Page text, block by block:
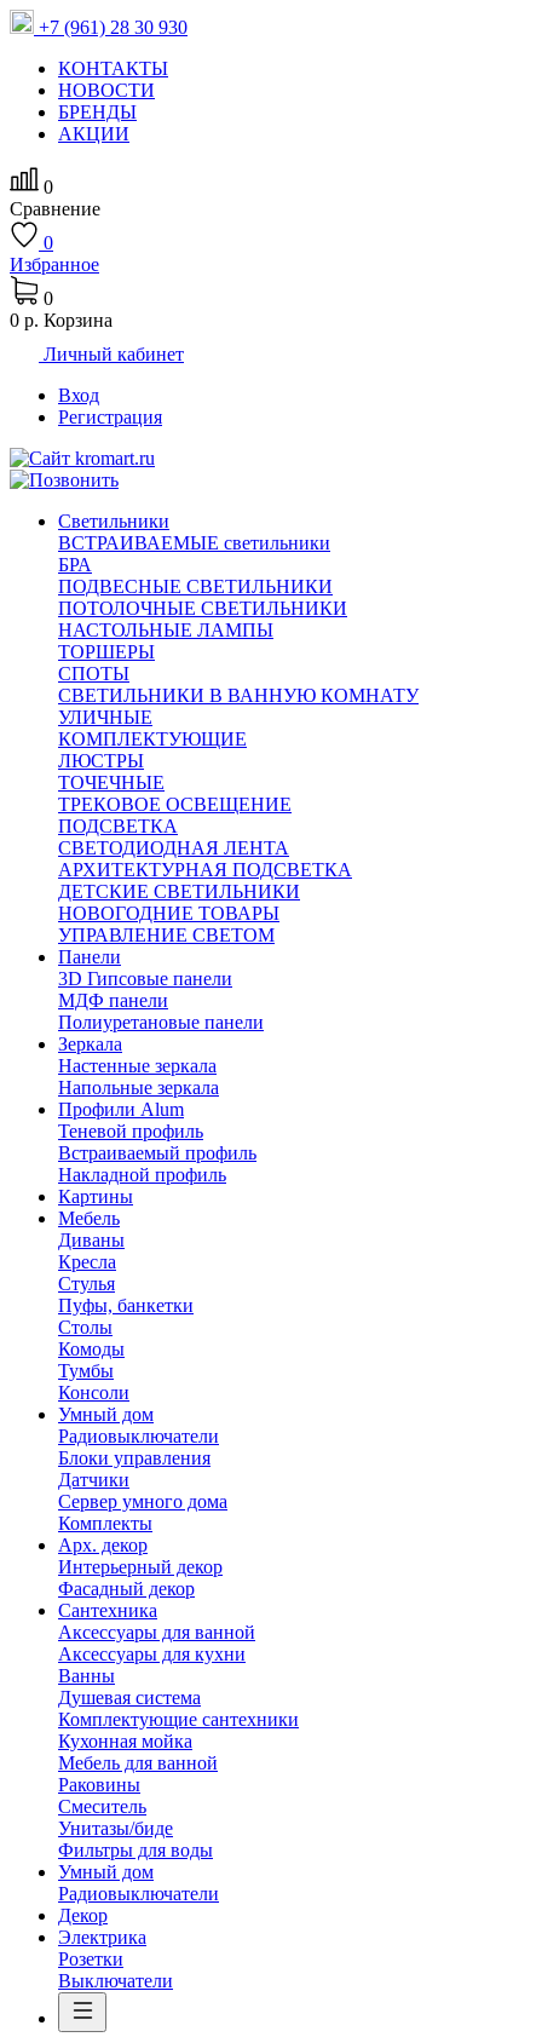
+7 (961) 28 30 930
КОНТАКТЫ
НОВОСТИ
БРЕНДЫ
АКЦИИ
0
Сравнение
0
Избранное
0
0 р. Корзина
Личный кабинет
Вход
Регистрация
Светильники
ВСТРАИВАЕМЫЕ светильники
БРА
ПОДВЕСНЫЕ СВЕТИЛЬНИКИ
ПОТОЛОЧНЫЕ СВЕТИЛЬНИКИ
НАСТОЛЬНЫЕ ЛАМПЫ
ТОРШЕРЫ
СПОТЫ
СВЕТИЛЬНИКИ В ВАННУЮ КОМНАТУ
УЛИЧНЫЕ
КОМПЛЕКТУЮЩИЕ
ЛЮСТРЫ
ТОЧЕЧНЫЕ
ТРЕКОВОЕ ОСВЕЩЕНИЕ
ПОДСВЕТКА
СВЕТОДИОДНАЯ ЛЕНТА
АРХИТЕКТУРНАЯ ПОДСВЕТКА
ДЕТСКИЕ СВЕТИЛЬНИКИ
НОВОГОДНИЕ ТОВАРЫ
УПРАВЛЕНИЕ СВЕТОМ
Панели
3D Гипсовые панели
МДФ панели
Полиуретановые панели
Зеркала
Настенные зеркала
Напольные зеркала
Профили Alum
Теневой профиль
Встраиваемый профиль
Накладной профиль
Картины
Мебель
Диваны
Кресла
Стулья
Пуфы, банкетки
Столы
Комоды
Тумбы
Консоли
Умный дом
Радиовыключатели
Блоки управления
Датчики
Сервер умного дома
Комплекты
Арх. декор
Интерьерный декор
Фасадный декор
Сантехника
Аксессуары для ванной
Аксессуары для кухни
Ванны
Душевая система
Комплектующие сантехники
Кухонная мойка
Мебель для ванной
Раковины
Смеситель
Унитазы/биде
Фильтры для воды
Умный дом
Радиовыключатели
Декор
Электрика
Розетки
Выключатели